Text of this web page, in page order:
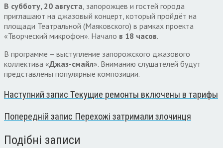
В субботу, 20 августа , запорожцев и гостей города
приглашают на джазовый концерт, который пройдёт на
площади Театральной (Маяковского) в рамках проекта
«Творческий микрофон». Начало в 18 часов.
В программе – выступление запорожского джазового
коллектива «Джаз-смайл». Вниманию слушателей будут
представлены популярные композиции.
Наступний запис Текущие ремонты включены в тарифы
Попередній запис Перехожі затримали злочинця
Подібні записи